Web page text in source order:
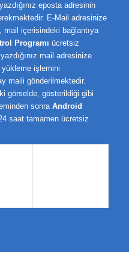
eposta adresinin
E-Mail adresinize
mail içerisindeki bağlantıya
Programı ücretsiz
mail adresinize
işlemini
maili gönderilmektedir.
görselde, gösterildiği gibi
sonra Android
saat tamamen ücretsiz